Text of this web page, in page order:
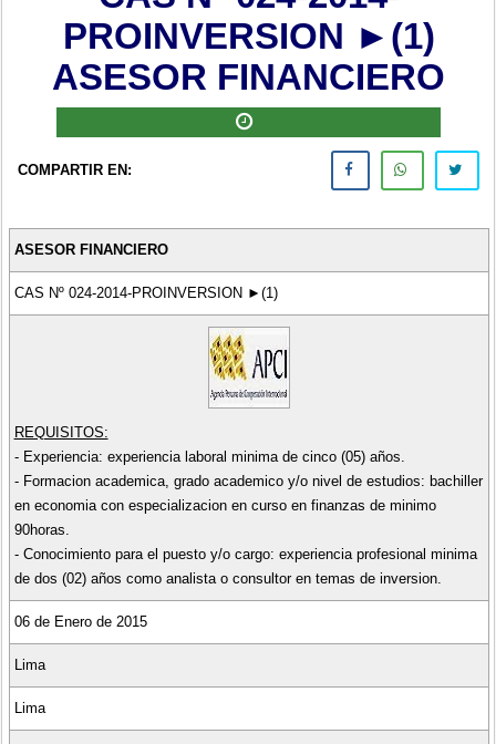
PROINVERSION ►(1)
ASESOR FINANCIERO
COMPARTIR EN:
ASESOR FINANCIERO
CAS Nº 024-2014-PROINVERSION ►(1)
REQUISITOS:
- Experiencia: experiencia laboral minima de cinco (05) años.
- Formacion academica, grado academico y/o nivel de estudios: bachiller
en economia con especializacion en curso en finanzas de minimo
90horas.
- Conocimiento para el puesto y/o cargo: experiencia profesional minima
de dos (02) años como analista o consultor en temas de inversion.
06 de Enero de 2015
Lima
Lima